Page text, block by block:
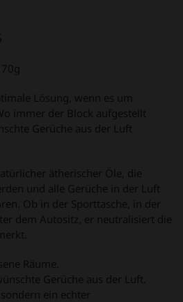
Lösung, wenn es um
immer der Block aufgestellt
Gerüche aus der Luft
ätherischer Öle, die
und alle Gerüche in der Luft
Ob in der Sporttasche, in der
dem Autositz, er neutralisiert die
Räume.
Gerüche aus der Luft.
ein echter